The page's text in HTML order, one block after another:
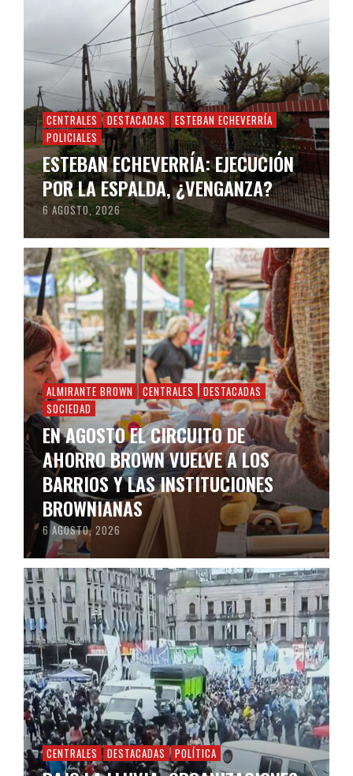
CENTRALES DESTACADAS
ESTEBAN ECHEVERRÍA
POLICIALES
ESTEBAN ECHEVERRÍA: EJECUCIÓN
POR LA ESPALDA, ¿VENGANZA?
6 AGOSTO, 2026
ALMIRANTE BROWN CENTRALES
DESTACADAS
SOCIEDAD
EN AGOSTO EL CIRCUITO DE
AHORRO BROWN VUELVE A LOS
BARRIOS Y LAS INSTITUCIONES
BROWNIANAS
6 AGOSTO, 2026
CENTRALES DESTACADAS POLÍTICA